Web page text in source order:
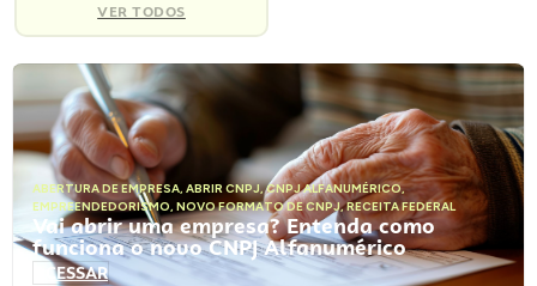
VER TODOS
ABERTURA DE EMPRESA, ABRIR CNPJ,CNPJ ALFANUMÉRICO,
EMPREENDEDORISMO, NOVO FORMATO DE CNPJ,RECEITA FEDERAL
Vai abrir uma empresa? Entenda como
funciona o novo CNPJ Alfanumérico
ACESSAR